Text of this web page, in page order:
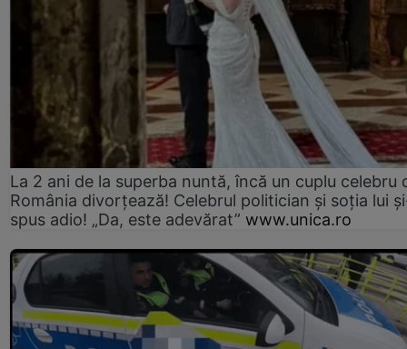
La 2 ani de la superba nuntă, încă un cuplu celebru
România divorțează! Celebrul politician și soția lui
spus adio! „Da, este adevărat” www.unica.ro